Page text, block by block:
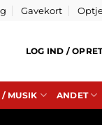
Gavekort
LOG IND /
/ MUSIK ANDET